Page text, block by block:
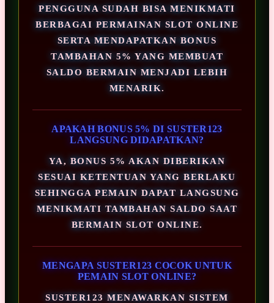
PENGGUNA SUDAH BISA MENIKMATI
BERBAGAI PERMAINAN SLOT ONLINE
SERTA MENDAPATKAN BONUS
TAMBAHAN 5% YANG MEMBUAT
SALDO BERMAIN MENJADI LEBIH
MENARIK.
APAKAH BONUS 5% DI SUSTER123
LANGSUNG DIDAPATKAN?
YA, BONUS 5% AKAN DIBERIKAN
SESUAI KETENTUAN YANG BERLAKU
SEHINGGA PEMAIN DAPAT LANGSUNG
MENIKMATI TAMBAHAN SALDO SAAT
BERMAIN SLOT ONLINE.
MENGAPA SUSTER123 COCOK UNTUK
PEMAIN SLOT ONLINE?
SUSTER123 MENAWARKAN SISTEM